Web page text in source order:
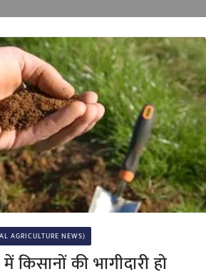
AGRICULTURE NEWS)
किसानों की भागीदारी हो